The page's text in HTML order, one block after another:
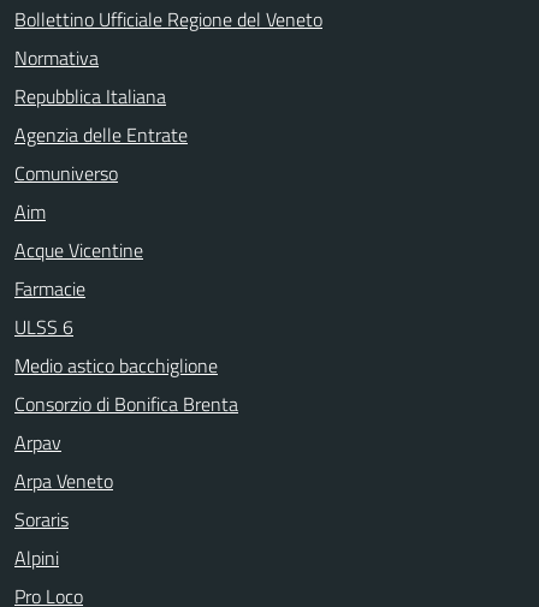
Bollettino Ufficiale Regione del Veneto
Normativa
Repubblica Italiana
Agenzia delle Entrate
Comuniverso
Aim
Acque Vicentine
Farmacie
ULSS 6
Medio astico bacchiglione
Consorzio di Bonifica Brenta
Arpav
Arpa Veneto
Soraris
Alpini
Pro Loco